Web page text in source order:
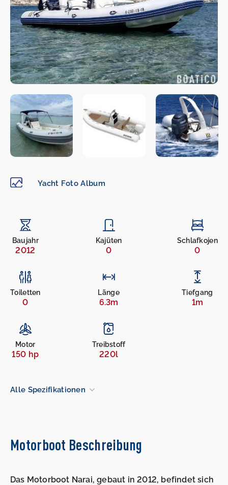
Yacht Foto Album
Baujahr
2012
Kajüten
0
Schlafkojen
0
Toiletten
0
Länge
6.3m
Tiefgang
1m
Motor
150 hp
Treibstoff
220l
Alle Spezifikationen
Motorboot Beschreibung
Das Motorboot Narai, gebaut in 2012, befindet sich